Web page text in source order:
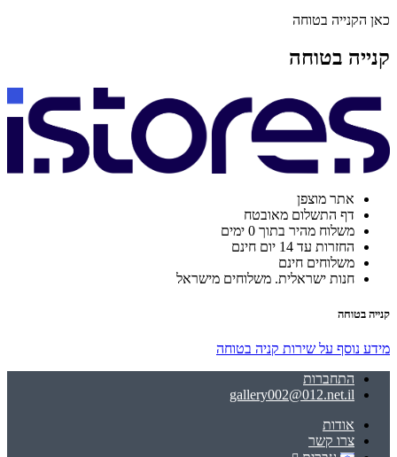
כאן הקנייה בטוחה
קנייה בטוחה
אתר מוצפן
דף התשלום מאובטח
משלוח מהיר בתוך 0 ימים
החזרות עד 14 יום חינם
משלוחים חינם
חנות ישראלית. משלוחים מישראל
קנייה בטוחה
מידע נוסף על שירות קניה בטוחה
התחברות
gallery002@012.net.il
אודות
צרו קשר